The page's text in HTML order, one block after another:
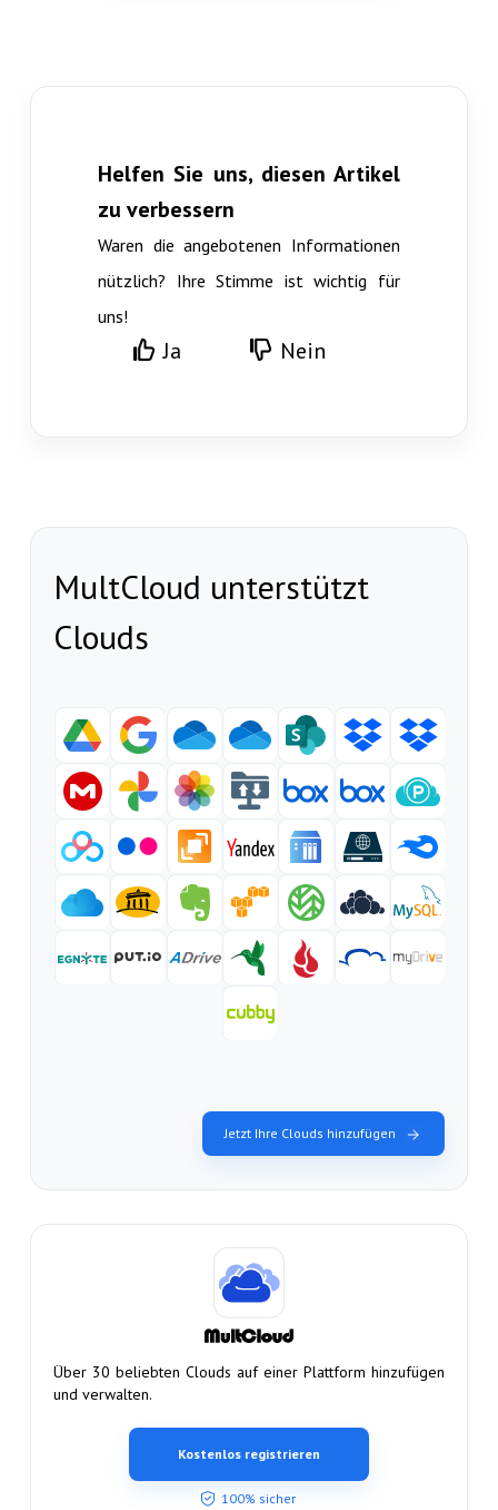
Helfen Sie uns, diesen Artikel
zu verbessern
Waren die angebotenen Informationen
nützlich? Ihre Stimme ist wichtig für
uns!
Ja Nein
MultCloud unterstützt
Clouds
Jetzt Ihre Clouds hinzufügen
Über 30 beliebten Clouds auf einer Plattform hinzufügen
und verwalten.
Kostenlos registrieren
100% sicher